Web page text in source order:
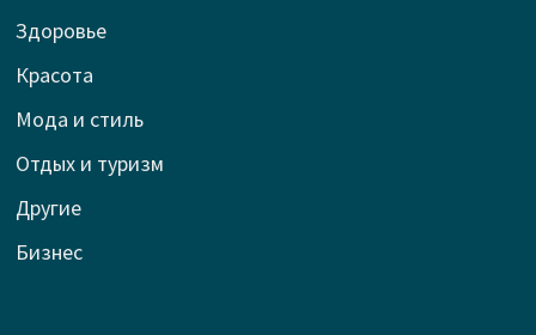
Здоровье
Красота
Мода и стиль
Отдых и туризм
Другие
Бизнес